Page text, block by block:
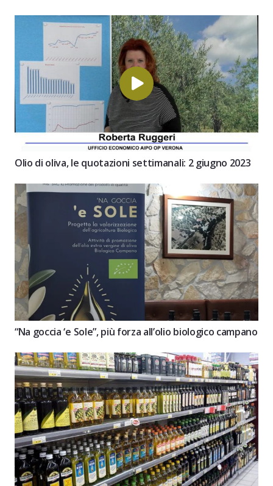
Olio di oliva, le quotazioni settimanali: 2 giugno 2023
“Na goccia ‘e Sole”, più forza all’olio biologico campano